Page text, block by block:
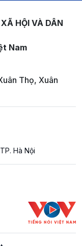
HỘI VÀ DÂN
Nam
Thọ, Xuân
Hà Nội